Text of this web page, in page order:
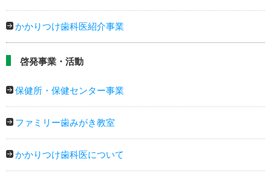
かかりつけ歯科医紹介事業
啓発事業・活動
保健所・保健センター事業
ファミリー歯みがき教室
かかりつけ歯科医について